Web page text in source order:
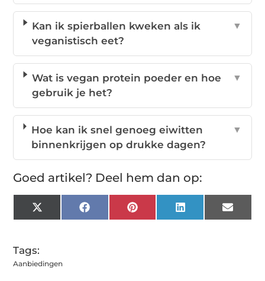
Kan ik spierballen kweken als ik
veganistisch eet?
▼
Wat is vegan protein poeder en hoe
gebruik je het?
▼
Hoe kan ik snel genoeg eiwitten
binnenkrijgen op drukke dagen?
▼
Goed artikel? Deel hem dan op:
X
(Twitter)
FacebookPinterest LinkedIn Email
Tags:
Aanbiedingen